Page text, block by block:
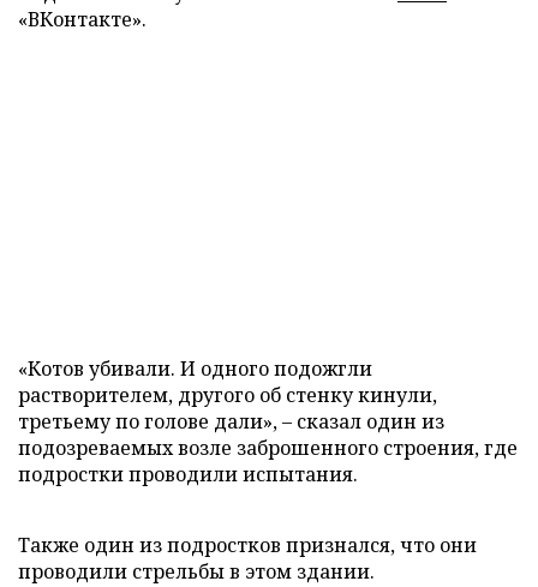
«ВКонтакте».
«Котов убивали. И одного подожгли
растворителем, другого об стенку кинули,
третьему по голове дали», – сказал один из
подозреваемых возле заброшенного строения, где
подростки проводили испытания.
Также один из подростков признался, что они
проводили стрельбы в этом здании.